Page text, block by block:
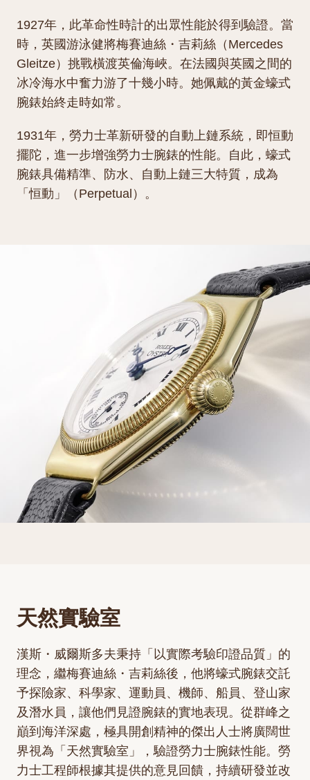
1927年，此革命性時計的出眾性能於得到驗證。當
時，英國游泳健將梅賽迪絲・吉莉絲（Mercedes
Gleitze）挑戰橫渡英倫海峽。在法國與英國之間的
冰冷海水中奮力游了十幾小時。她佩戴的黃金蠔式
腕錶始終走時如常。
1931年，勞力士革新研發的自動上鏈系統，即恒動
擺陀，進一步增強勞力士腕錶的性能。自此，蠔式
腕錶具備精準、防水、自動上鏈三大特質，成為
「恒動」（Perpetual）。
天然實驗室
漢斯・威爾斯多夫秉持「以實際考驗印證品質」的
理念，繼梅賽迪絲・吉莉絲後，他將蠔式腕錶交託
予探險家、科學家、運動員、機師、船員、登山家
及潛水員，讓他們見證腕錶的實地表現。從群峰之
巔到海洋深處，極具開創精神的傑出人士將廣闊世
界視為「天然實驗室」，驗證勞力士腕錶性能。勞
力士工程師根據其提供的意見回饋，持續研發並改